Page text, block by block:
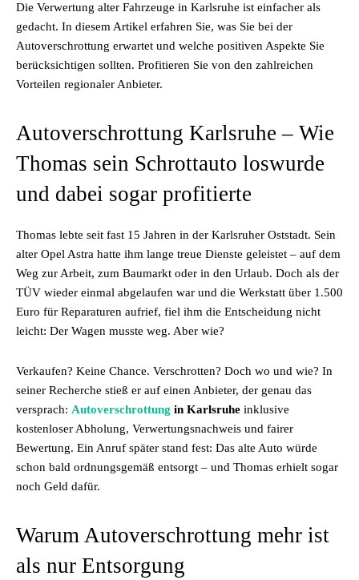
Die Verwertung alter Fahrzeuge in Karlsruhe ist einfacher als
gedacht. In diesem Artikel erfahren Sie, was Sie bei der
Autoverschrottung erwartet und welche positiven Aspekte Sie
berücksichtigen sollten. Profitieren Sie von den zahlreichen
Vorteilen regionaler Anbieter.
Autoverschrottung Karlsruhe – Wie
Thomas sein Schrottauto loswurde
und dabei sogar profitierte
Thomas lebte seit fast 15 Jahren in der Karlsruher Oststadt. Sein
alter Opel Astra hatte ihm lange treue Dienste geleistet – auf dem
Weg zur Arbeit, zum Baumarkt oder in den Urlaub. Doch als der
TÜV wieder einmal abgelaufen war und die Werkstatt über 1.500
Euro für Reparaturen aufrief, fiel ihm die Entscheidung nicht
leicht: Der Wagen musste weg. Aber wie?
Verkaufen? Keine Chance. Verschrotten? Doch wo und wie? In
seiner Recherche stieß er auf einen Anbieter, der genau das
versprach: Autoverschrottung in Karlsruhe inklusive
kostenloser Abholung, Verwertungsnachweis und fairer
Bewertung. Ein Anruf später stand fest: Das alte Auto würde
schon bald ordnungsgemäß entsorgt – und Thomas erhielt sogar
noch Geld dafür.
Warum Autoverschrottung mehr ist
als nur Entsorgung